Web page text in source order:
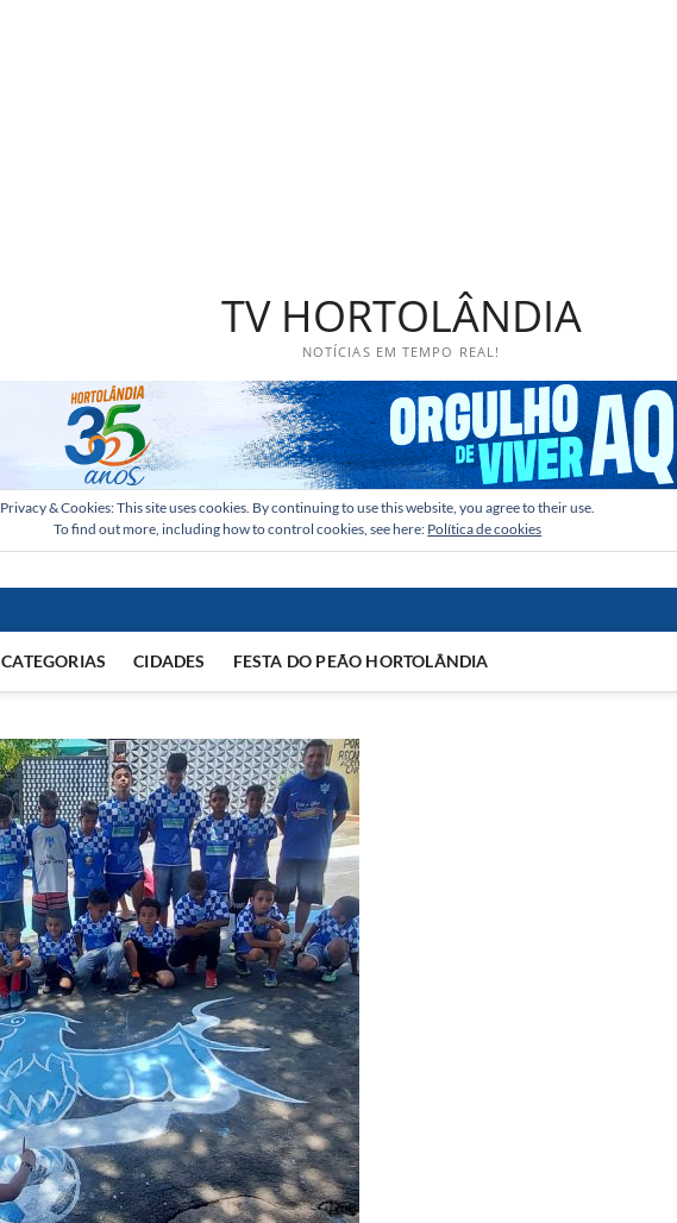
TV HORTOLÂNDIA
NOTÍCIAS EM TEMPO REAL!
Privacy & Cookies: This site uses cookies. By continuing to use this website, you agree to their use.
To find out more, including how to control cookies, see here: Política de cookies
CATEGORIAS CIDADES FESTA DO PEÃO HORTOLÂNDIA